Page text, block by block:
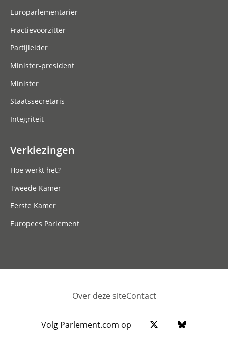
Europarlementariër
Fractievoorzitter
Partijleider
Minister-president
Minister
Staatssecretaris
Integriteit
Verkiezingen
Hoe werkt het?
Tweede Kamer
Eerste Kamer
Europees Parlement
Footer
Over deze siteContact
Volg Parlement.com op